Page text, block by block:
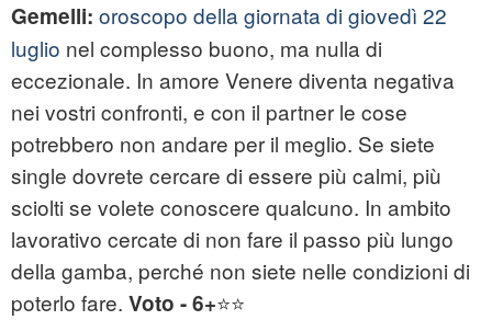
Gemelli: oroscopo della giornata di giovedì 22
luglio nel complesso buono, ma nulla di
eccezionale. In amore Venere diventa negativa
nei vostri confronti, e con il partner le cose
potrebbero non andare per il meglio. Se siete
single dovrete cercare di essere più calmi, più
sciolti se volete conoscere qualcuno. In ambito
lavorativo cercate di non fare il passo più lungo
della gamba, perché non siete nelle condizioni di
poterlo fare. Voto - 6+⭐⭐